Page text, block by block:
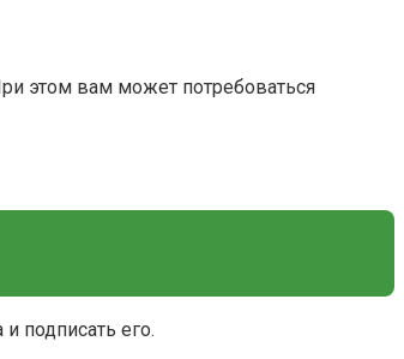
этом вам может потребоваться
подписать его.